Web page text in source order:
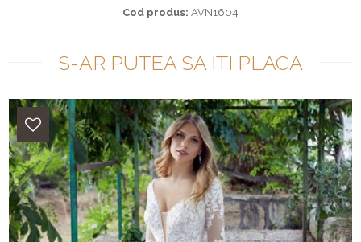
Cod produs: AVN1604
S-AR PUTEA SA ITI PLACA